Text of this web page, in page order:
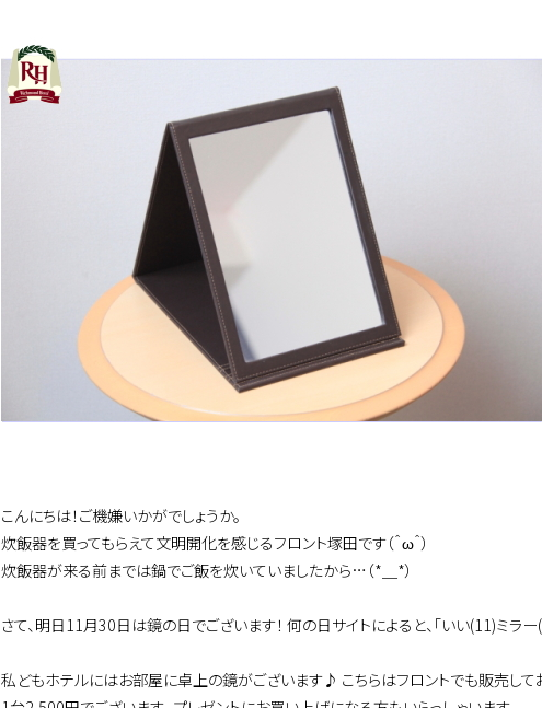
こんにちは！ご機嫌いかがでしょうか。
炊飯器を買ってもらえて文明開化を感じるフロント塚田です（＾ω＾）
炊飯器が来る前までは鍋でご飯を炊いていましたから…（*＿*）
さて、明日11月30日は鏡の日でございます！ 何の日サイトによると、「いい(11)ミラー
私どもホテルにはお部屋に卓上の鏡がございます♪ こちらはフロントでも販売してお